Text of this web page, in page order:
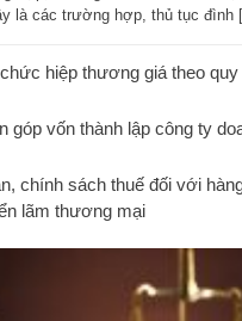
là các trường hợp, thủ tục đình
hiệp thương giá theo quy
góp vốn thành lập công ty
chính sách thuế đối với
lãm thương mại